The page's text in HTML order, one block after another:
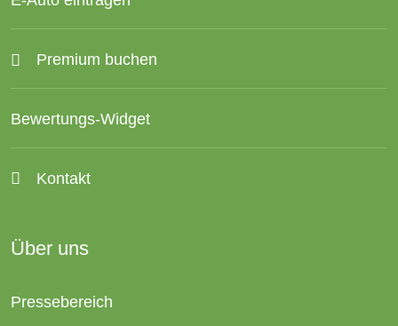
Premium buchen
Bewertungs-Widget
Kontakt
Über uns
Pressebereich